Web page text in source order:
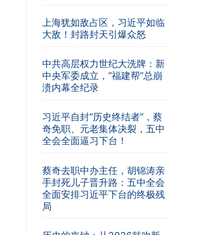
上海犹如敌占区，习近平如临
大敌！封路封天引爆众怒
中共高层权力世纪大洗牌：新
中央军委成立，“福建帮”总崩
溃内幕全纪录
习近平自封“历史终结者”，蔡
奇免职、元老集体决裂，五中
全会全面逼习下台！
蔡奇去职中办主任，胡锦涛亲
手封死儿子晋升路：五中全会
全面安排习近平下台的终极残
局